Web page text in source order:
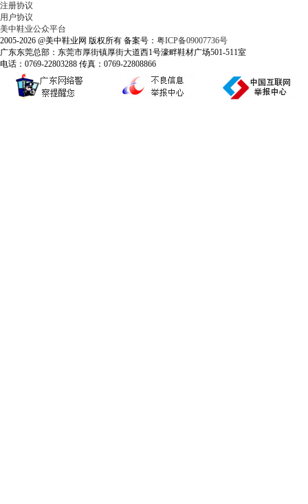
注册协议
用户协议
美中鞋业公众平台
2005-2026 @美中鞋业网 版权所有 备案号： 粤ICP备09007736号
广东东莞总部：东莞市厚街镇厚街大道西1号濠畔鞋材广场501-511室
电话：0769-22803288 传真：0769-22808866